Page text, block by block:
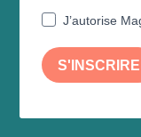
J’autorise
S'INSCRIRE